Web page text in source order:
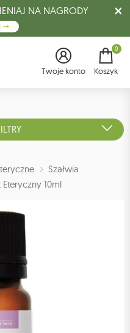
NA NAGRODY
Twoje konto
0
Koszyk
Szałwia
10ml